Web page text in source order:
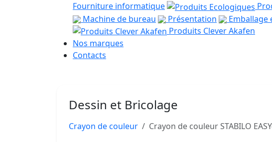
Fourniture informatique
Machine de bureau
Présentation Emballage
Produits Clever Akafen
Nos marques
Contacts
Dessin et Bricolage
Crayon de couleur Crayon de couleur STABILO